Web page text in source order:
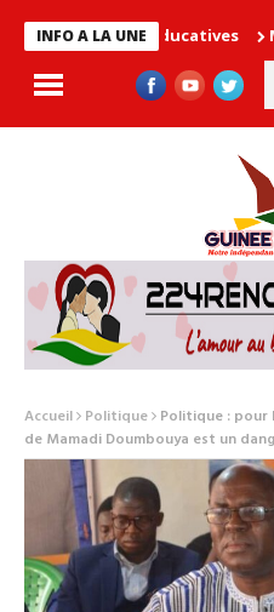
INFO A LA UNE Maire de
Accueil Politique Politique : pour
de Mamadi Doumbouya est un